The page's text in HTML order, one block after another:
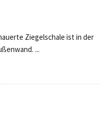
Ziegelschale ist in der
...